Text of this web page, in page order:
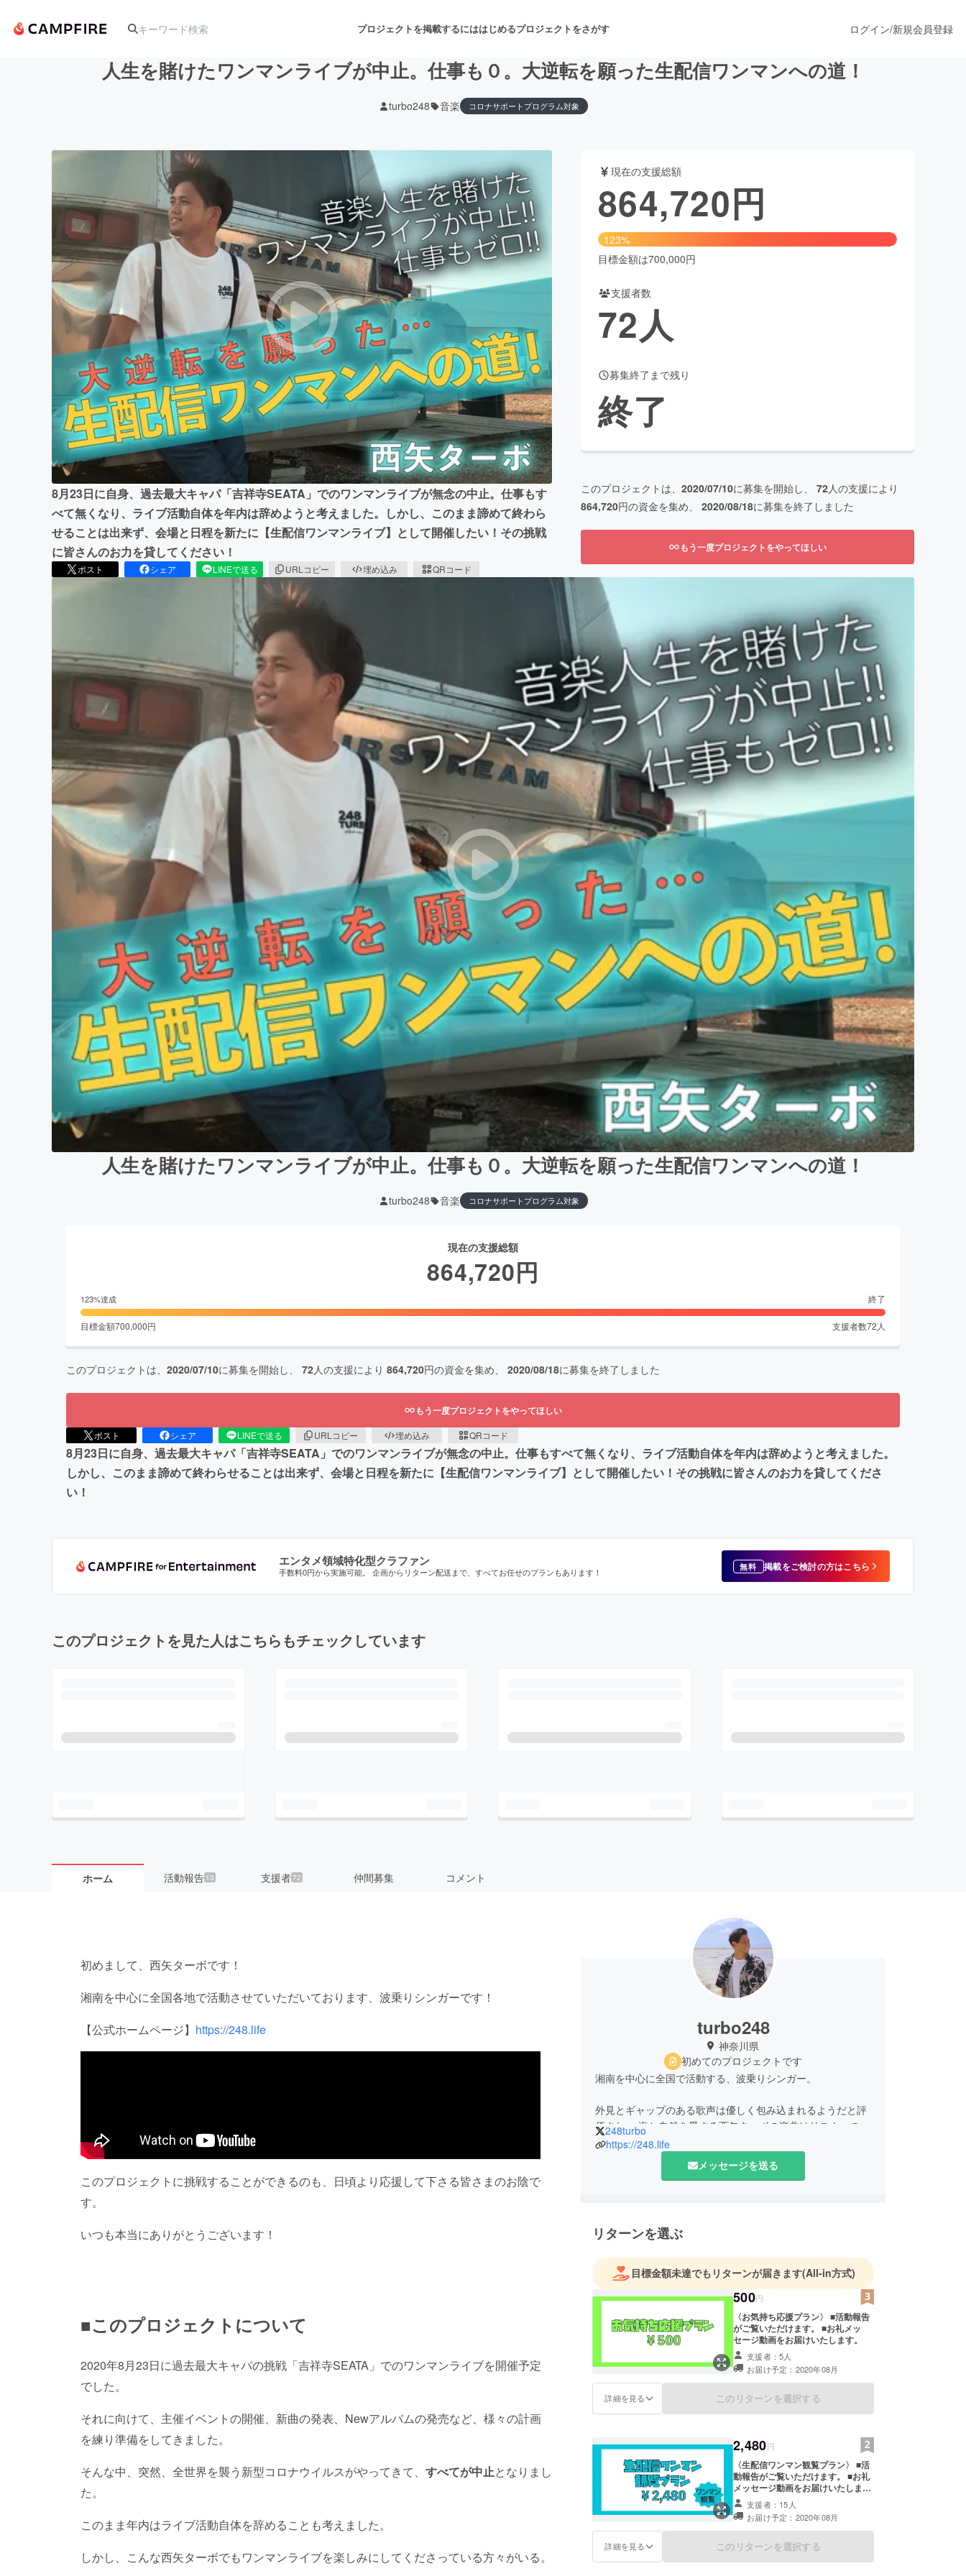
プロジェクトを掲載するにははじめるプロジェクトをさがす
アート・写真 音楽 舞台・パフォーマンス
テクノロジー・ガジェット ゲーム・サービス開発 フード・飲食店 ファッション
映像・映画 書籍・雑誌出版 アニメ・漫画
ビジネス・起業 チャレンジ ビューティー・ヘルスケア
まちづくり・地域活性化
CAMPFIRE for Social GoodCAMPFIRE Creation
CAMPFIREふるさと納税machi-yaコミュニティ
ログイン/新規会員登録
人生を賭けたワンマンライブが中止。仕事も０。大逆転を願った生配信ワンマンへの道！
turbo248 音楽 コロナサポートプログラム対象
8月23日に自身、過去最大キャパ「吉祥寺SEATA」でのワンマンライブが無念の中止。仕事もす
べて無くなり、ライブ活動自体を年内は辞めようと考えました。しかし、このまま諦めて終わら
せることは出来ず、会場と日程を新たに【生配信ワンマンライブ】として開催したい！その挑戦
に皆さんのお力を貸してください！
ポスト シェア LINEで送る URLコピー 埋め込み QRコード
現在の支援総額
864,720円
123%
目標金額は700,000円
支援者数
72人
募集終了まで残り
終了
このプロジェクトは、 2020/07/10に募集を開始し、 72人の支援により
864,720円の資金を集め、 2020/08/18に募集を終了しました
もう一度プロジェクトをやってほしい
人生を賭けたワンマンライブが中止。仕事も０。大逆転を願った生配信ワンマンへの道！
turbo248 音楽 コロナサポートプログラム対象
現在の支援総額
864,720円
123%達成 終了
目標金額700,000円 支援者数72 人
このプロジェクトは、 2020/07/10に募集を開始し、 72人の支援により 864,720円の資金を集め、 2020/08/18に募集を終了しました
もう一度プロジェクトをやってほしい
ポスト シェア LINEで送る URLコピー 埋め込み QRコード
8月23日に自身、過去最大キャパ「吉祥寺SEATA」でのワンマンライブが無念の中止。仕事もすべて無くなり、ライブ活動自体を年内は辞めようと考えました。
しかし、このまま諦めて終わらせることは出来ず、会場と日程を新たに【生配信ワンマンライブ】として開催したい！その挑戦に皆さんのお力を貸してくださ
い！
エンタメ領域特化型クラファン
手数料0円から実施可能。 企画からリターン配送まで、すべてお任せのプランもあります！ 無料 掲載をご検討の方はこちら
このプロジェクトを見た人はこちらもチェックしています
ホーム 活動報告 13 支援者72 仲間募集 コメント
初めまして、西矢ターボです！
湘南を中心に全国各地で活動させていただいております、波乗りシンガーです！
【公式ホームページ】 https://248.life
このプロジェクトに挑戦することができるのも、日頃より応援して下さる皆さまのお陰で
す。
いつも本当にありがとうございます！
■このプロジェクトについて
2020年8月23日に過去最大キャパの挑戦「吉祥寺SEATA」でのワンマンライブを開催予定
でした。
それに向けて、主催イベントの開催、新曲の発表、Newアルバムの発売など、様々の計画
を練り準備をしてきました。
そんな中、突然、全世界を襲う新型コロナウイルスがやってきて、 すべてが中止となりまし
た。
このまま年内はライブ活動自体を辞めることも考えました。
しかし、こんな西矢ターボでもワンマンライブを楽しみにしてくださっている方々がいる。
turbo248
神奈川県
初めてのプロジェクトです
湘南を中心に全国で活動する、波乗りシンガー。
外見とギャップのある歌声は優しく包み込まれるようだと評
価され、 海と自然を愛する西矢ターボの楽曲はリスナーの心
をFreeにさせる。
アルバムを3枚リリースしていて、 配信シングル「波待ち
SUNSET」は iTunesジャンル別ランキングで2日連続の1位を
248turbo
https://248.life
メッセージを送る
リターンを選ぶ
目標金額未達でもリターンが届きます(All-in方式)
500円
〈お気持ち応援プラン〉 ■活動報告
がご覧いただけます。 ■お礼メッ
セージ動画をお届けいたします。
支援者：5人
お届け予定：2020年08月
詳細を見る このリターンを選択する
2,480円
〈生配信ワンマン観覧プラン〉 ■活
動報告がご覧いただけます。 ■お礼
メッセージ動画をお届けいたしま
す。 ■8/24 生配信ワンマンライブを
ご覧いただけます。(共有不可) ※観
覧方法はメールにてご案内させて頂
きます。
支援者：15人
お届け予定：2020年08月
詳細を見る このリターンを選択する